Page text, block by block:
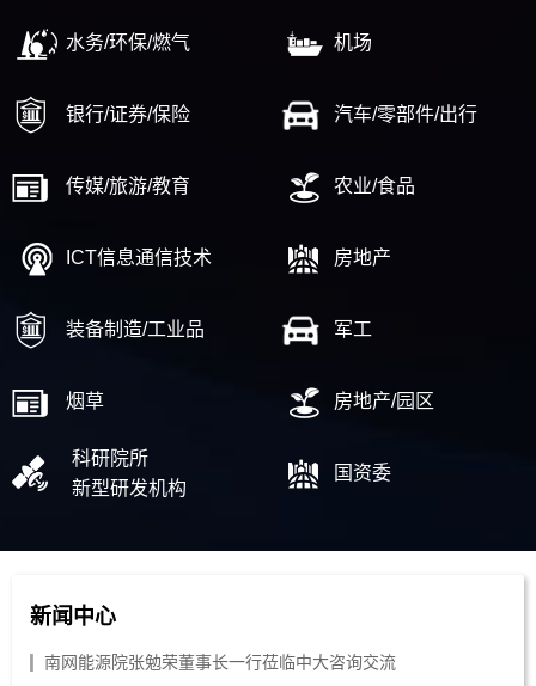
水务/环保/燃气 机场
银行/证券/保险 汽车/零部件/出行
传媒/旅游/教育 农业/食品
ICT信息通信技术 房地产
装备制造/工业品 军工
烟草 房地产/园区
科研院所
新型研发机构
国资委
新闻中心
南网能源院张勉荣董事长一行莅临中大咨询交流